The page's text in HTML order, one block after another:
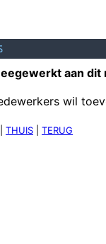
als je de
Hij heeft veel
Houdt uw
naar ZWA gaan
aan dit
wil
THUIS TERUG